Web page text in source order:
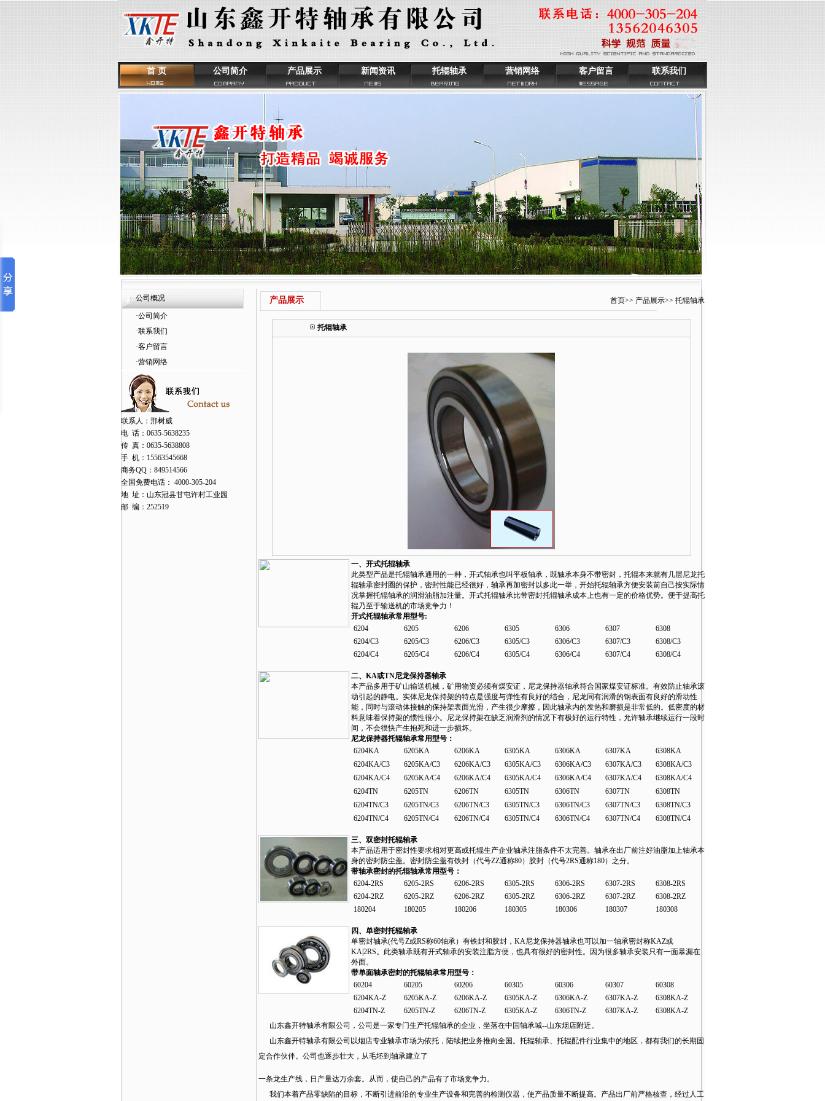
首 页 公司简介 产品展示 新闻资讯 托辊轴承 营销网络 客户留言 联系我们
公司概况
·公司简介
·联系我们
·客户留言
·营销网络
联系人：邢树威
电 话：0635-5638235
传 真：0635-5638808
手 机：15563545668
商务QQ：849514566
全国免费电话： 4000-305-204
地 址：山东冠县甘屯许村工业园
邮 编：252519
产品展示 首页>> 产品展示>> 托辊轴承
托辊轴承
一、开式托辊轴承
此类型产品是托辊轴承通用的一种，开式轴承也叫平板轴承，既轴承本身不带密封，托辊本来就有几层尼龙托
辊轴承密封圈的保护，密封性能已经很好，轴承再加密封以多此一举，开始托辊轴承方便安装前自己按实际情
况掌握托辊轴承的润滑油脂加注量。开式托辊轴承比带密封托辊轴承成本上也有一定的价格优势。便于提高托
辊乃至于输送机的市场竞争力！
开式托辊轴承常用型号:
6204
6205 6206 6305 6306 6307
6308
6204/C3
6205/C3 6206/C3 6305/C3 6306/C3 6307/C3
6308/C3
6204/C4
6205/C4 6206/C4 6305/C4 6306/C4 6307/C4 6308/C4
二、KA或TN尼龙保持器轴承
本产品多用于矿山输送机械，矿用物资必须有煤安证，尼龙保持器轴承符合国家煤安证标准。有效防止轴承滚
动引起的静电。实体尼龙保持架的特点是强度与弹性有良好的结合，尼龙同有润滑的钢表面有良好的滑动性
能，同时与滚动体接触的保持架表面光滑，产生很少摩擦，因此轴承内的发热和磨损是非常低的。低密度的材
料意味着保持架的惯性很小。尼龙保持架在缺乏润滑剂的情况下有极好的运行特性，允许轴承继续运行一段时
间，不会很快产生抱死和进一步损坏。
尼龙保持器托辊轴承常用型号：
6204KA
6205KA 6206KA 6305KA 6306KA 6307KA
6308KA
6204KA/C3
6205KA/C3 6206KA/C3 6305KA/C3 6306KA/C3 6307KA/C3
6308KA/C3
6204KA/C4
6205KA/C4 6206KA/C4 6305KA/C4 6306KA/C4 6307KA/C4
6308KA/C4
6204TN
6205TN 6206TN 6305TN 6306TN 6307TN
6308TN
6204TN/C3
6205TN/C3 6206TN/C3 6305TN/C3 6306TN/C3 6307TN/C3
6308TN/C3
6204TN/C4
6205TN/C4 6206TN/C4 6305TN/C4 6306TN/C4 6307TN/C4 6308TN/C4
三、双密封托辊轴承
本产品适用于密封性要求相对更高或托辊生产企业轴承注脂条件不太完善。轴承在出厂前注好油脂加上轴承本
身的密封防尘盖。密封防尘盖有铁封（代号ZZ通称80）胶封（代号2RS通称180）之分。
带轴承密封的托辊轴承常用型号：
6204-2RS
6205-2RS 6206-2RS 6305-2RS 6306-2RS 6307-2RS
6308-2RS
6204-2RZ
6205-2RZ 6206-2RZ 6305-2RZ 6306-2RZ 6307-2RZ
6308-2RZ
180204
180205 180206 180305 180306 180307 180308
四、单密封托辊轴承
单密封轴承(代号Z或RS称60轴承）有铁封和胶封，KA尼龙保持器轴承也可以加一轴承密封称KAZ或
KA|2RS。此类轴承既有开式轴承的安装注脂方便，也具有很好的密封性。因为很多轴承安装只有一面暴漏在
外面。
带单面轴承密封的托辊轴承常用型号：
60204
60205 60206 60305 60306 60307
60308
6204KA-Z
6205KA-Z 6206KA-Z 6305KA-Z 6306KA-Z 6307KA-Z
6308KA-Z
6204TN-Z
6205TN-Z 6206TN-Z 6305KA-Z 6306TN-Z 6307KA-Z
6308KA-Z
山东鑫开特轴承有限公司，公司是一家专门生产托辊轴承的企业，坐落在中国轴承城--山东烟店附近。
山东鑫开特轴承有限公司以烟店专业轴承市场为依托，陆续把业务推向全国。托辊轴承、托辊配件行业集中的地区，都有我们的长期固
定合作伙伴。公司也逐步壮大，从毛坯到轴承建立了
一条龙生产线，日产量达万余套。从而，使自己的产品有了市场竞争力。
我们本着产品零缺陷的目标，不断引进前沿的专业生产设备和完善的检测仪器，使产品质量不断提高。产品出厂前严格核查，经过人工